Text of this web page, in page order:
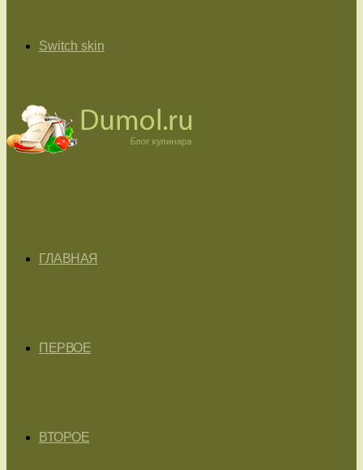
Switch skin
ГЛАВНАЯ
ПЕРВОЕ
ВТОРОЕ